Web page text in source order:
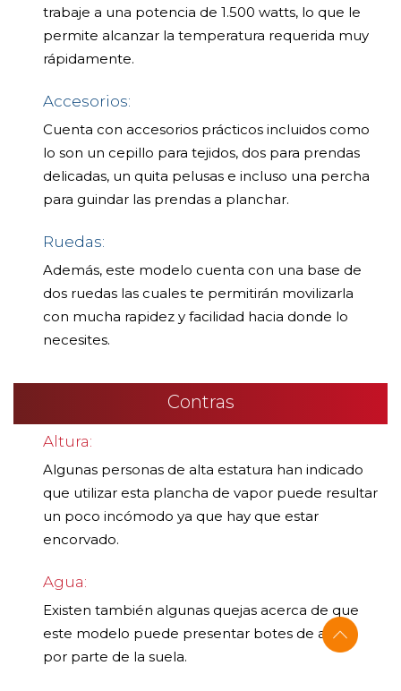
trabaje a una potencia de 1.500 watts, lo que le
permite alcanzar la temperatura requerida muy
rápidamente.
Accesorios:
Cuenta con accesorios prácticos incluidos como
lo son un cepillo para tejidos, dos para prendas
delicadas, un quita pelusas e incluso una percha
para guindar las prendas a planchar.
Ruedas:
Además, este modelo cuenta con una base de
dos ruedas las cuales te permitirán movilizarla
con mucha rapidez y facilidad hacia donde lo
necesites.
Contras
Altura:
Algunas personas de alta estatura han indicado
que utilizar esta plancha de vapor puede resultar
un poco incómodo ya que hay que estar
encorvado.
Agua:
Existen también algunas quejas acerca de que
este modelo puede presentar botes de agua
por parte de la suela.